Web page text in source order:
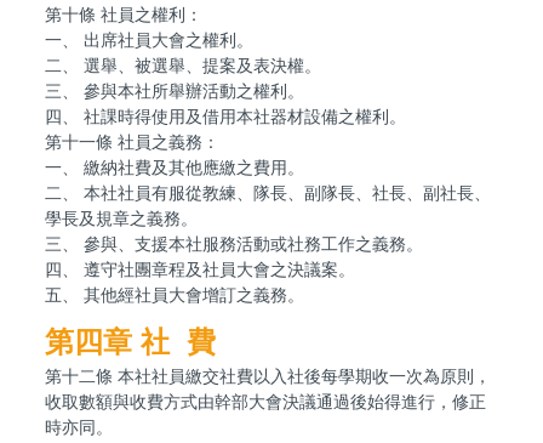
第十條 社員之權利：
一、 出席社員大會之權利。
二、 選舉、被選舉、提案及表決權。
三、 參與本社所舉辦活動之權利。
四、 社課時得使用及借用本社器材設備之權利。
第十一條 社員之義務：
一、 繳納社費及其他應繳之費用。
二、 本社社員有服從教練、隊長、副隊長、社長、副社長、
學長及規章之義務。
三、 參與、支援本社服務活動或社務工作之義務。
四、 遵守社團章程及社員大會之決議案。
五、 其他經社員大會增訂之義務。
第四章 社 費
第十二條 本社社員繳交社費以入社後每學期收一次為原則，
收取數額與收費方式由幹部大會決議通過後始得進行，修正
時亦同。